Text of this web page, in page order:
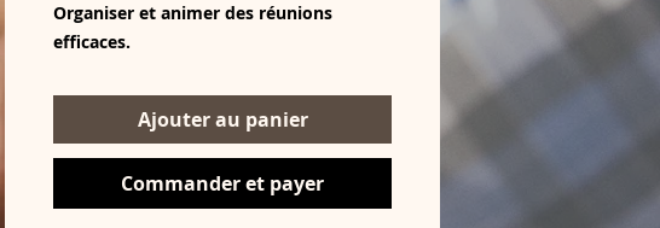
Organiser et animer des réunions
efficaces.
compris à distance.
Faciliter le travail en groupe, en tant
qu’animateur ou participant.
Gérer les relations et le temps pour
progresser efficacement en réunion.
Ajouter au panier
Commander et payer